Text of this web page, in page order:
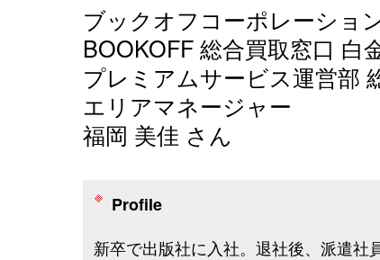
ブックオフコーポレーショ
BOOKOFF 総合買取窓口 白
プレミアムサービス運営部
エリアマネージャー
福岡 美佳 さん
Profile
新卒で出版社に入社。退社後、派遣